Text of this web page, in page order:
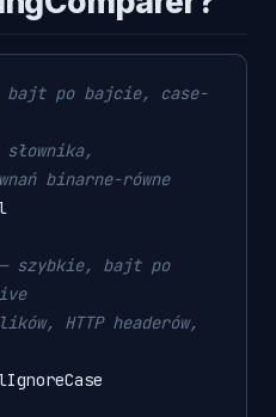
po bajcie, case-
binarne-równe
szybkie, bajt po
HTTP headerów,